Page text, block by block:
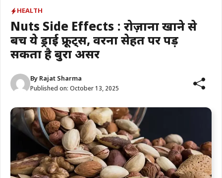
HEALTH
Nuts Side Effects : रोज़ाना खाने से
बचें ये ड्राई फ्रूट्स, वरना सेहत पर पड़
सकता है बुरा असर
By Rajat Sharma
Published on: October 13, 2025